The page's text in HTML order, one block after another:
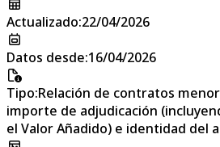
Actualizado:22/04/2026
Datos desde:16/04/2026
Tipo:Relación de contratos
importe de adjudicación
el Valor Añadido) e identidad del